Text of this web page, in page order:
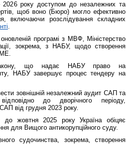
року доступом до незалежних та
щоб воно (Бюро) могло ефективно
включаючи розслідування складних
.
програмі з МВФ, Міністерство
зокрема, з НАБУ, щодо створення
що надає НАБУ право на
НАБУ завершує процес тендеру на
зовнішній незалежний аудит САП та
до дворічного періоду,
від грудня 2023 року.
до жовтня 2025 року Україна обіцяє
для Вищого антикорупційного суду.
судочинства, зокрема, створення